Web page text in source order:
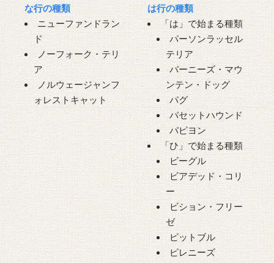
な行の種類
ニューファンドラン
ド
ノーフォーク・テリ
ア
ノルウェージャンフ
ォレストキャット
は行の種類
「は」で始まる種類
パーソンラッセル
テリア
バーニーズ・マウ
ンテン・ドッグ
パグ
バセットハウンド
パピヨン
「ひ」で始まる種類
ビーグル
ビアデッド・コリ
ー
ビション・フリー
ゼ
ピットブル
ピレニーズ